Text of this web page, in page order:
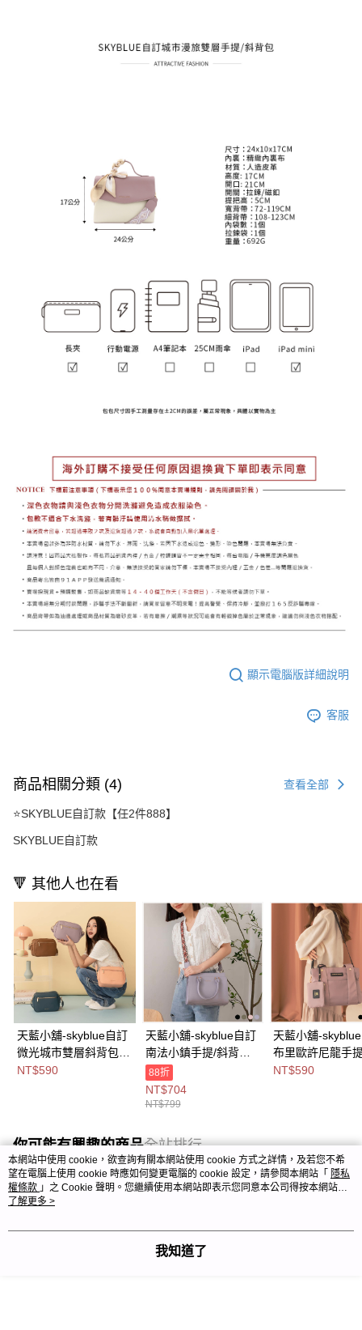
顯示電腦版詳細說明
客服
商品相關分類 (4) 查看全部
⭐SKYBLUE自訂款【任2件888】
SKYBLUE自訂款
🔻 其他人也在看
天藍小舖-skyblue自訂
微光城市雙層斜背包-
共8
NT$590
天藍小舖-skyblue自訂
南法小鎮手提/斜背包-
共4
色-$799【A03031962
】
88折
NT$704
NT$799
天藍小舖-
布里歐許尼龍手
包-共5
NT$590
你可能有興趣的商品全站排行
熱門標籤
本網站中使用 cookie，欲查詢有關本網站使用 cookie 方式之詳情，及若您不希
望在電腦上使用 cookie 時應如何變更電腦的 cookie 設定，請參閱本網站「 隱私
權條款 」之 Cookie 聲明。您繼續使用本網站即表示您同意本公司得按本網站使
用條款之 Cookie 聲明使用 cookie。
了解更多 >
我知道了